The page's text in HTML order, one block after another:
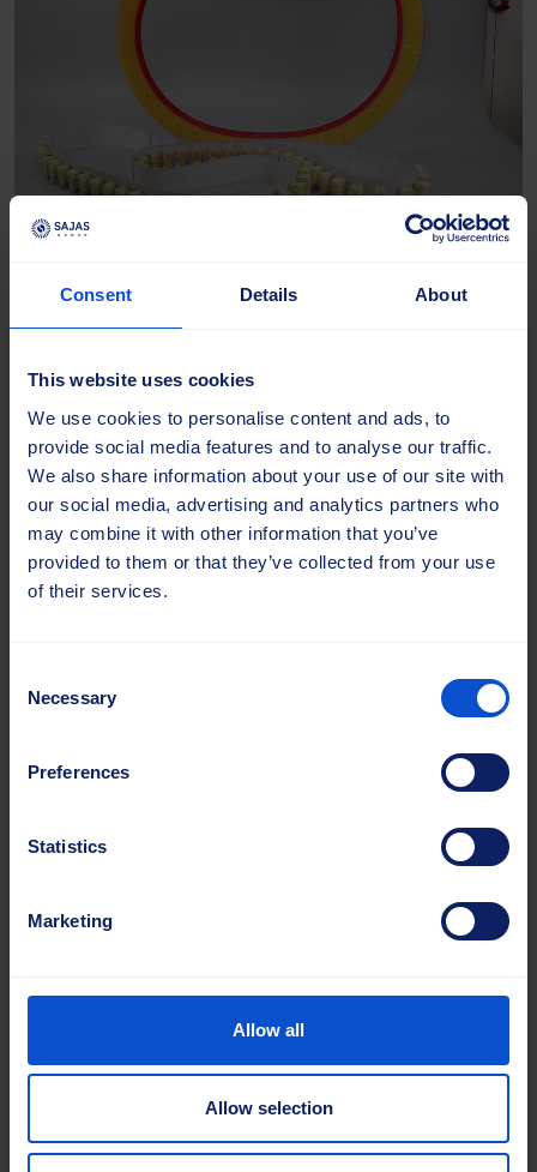
Consent Details About
This website uses cookies
We use cookies to personalise content and ads, to
provide social media features and to analyse our traffic.
We also share information about your use of our site with
our social media, advertising and analytics partners who
may combine it with other information that you’ve
provided to them or that they’ve collected from your use
of their services.
Selection
Necessary
Preferences
Statistics
Marketing
Allow all
Allow selection
Bältesborstar
att ta bort skräp och förhindra föroreningar. De kan
anpassas i storlek och borsttyp och förbättrar
effektiviteten i industriella processer.
Spiralborstar